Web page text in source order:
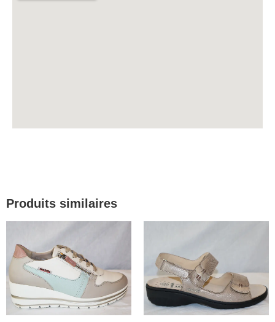
Produits similaires